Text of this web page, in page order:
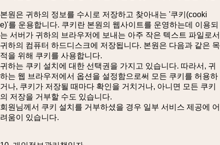
본원은 귀하의 정보를 수시로 저장하고 찾아내는 '쿠키(cooki
e)'를 운용합니다. 쿠키란 본원의 웹사이트를 운영하는데 이용되
는 서버가 귀하의 브라우저에 보내는 아주 작은 텍스트 파일로서
귀하의 컴퓨터 하드디스크에 저장됩니다. 본원은 다음과 같은 목
적을 위해 쿠키를 사용합니다.
귀하는 쿠키 설치에 대한 선택권을 가지고 있습니다. 따라서, 귀
하는 웹 브라우저에서 옵션을 설정함으로써 모든 쿠키를 허용하
거나, 쿠키가 저장될 때마다 확인을 거치거나, 아니면 모든 쿠키
의 저장을 거부할 수도 있습니다.
회원님께서 쿠키 설치를 거부하셨을 경우 일부 서비스 제공에 어
려움이 있습니다.